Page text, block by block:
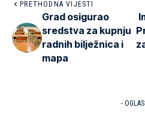
PRETHODNA VIJESTI
Grad osigurao
sredstva za kupnju
radnih bilježnica i
mapa
-